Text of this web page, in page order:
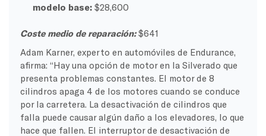
modelo base: $28,600
Coste medio de reparación:$641
Adam Karner, experto en automóviles de Endurance,
afirma: “Hay una opción de motor en la Silverado que
presenta problemas constantes. El motor de 8
cilindros apaga 4 de los motores cuando se conduce
por la carretera. La desactivación de cilindros que
falla puede causar algún daño a los elevadores, lo que
hace que fallen. El interruptor de desactivación de